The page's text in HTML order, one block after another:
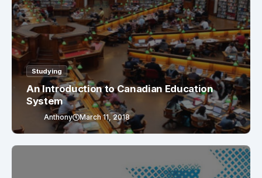
Studying
An Introduction to Canadian Education
System
Anthony March 11, 2018